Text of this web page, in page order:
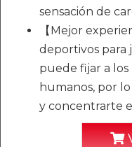
sensación de
【Mejor
deportivos para
puede fijar a los
humanos, por
y concentrarte